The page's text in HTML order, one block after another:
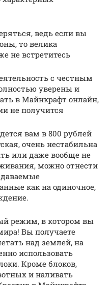
ведь если вы
то велика
не встретитесь
с честным
уверены и
в Майнкрафт онлайн,
не получится
вам в 800 рублей
очень нестабильна
или даже вообще не
можно отнести
как на одиночное,
режим, в котором вы
Вы получаете
над землей, на
использовать
Кроме блоков,
и наливать